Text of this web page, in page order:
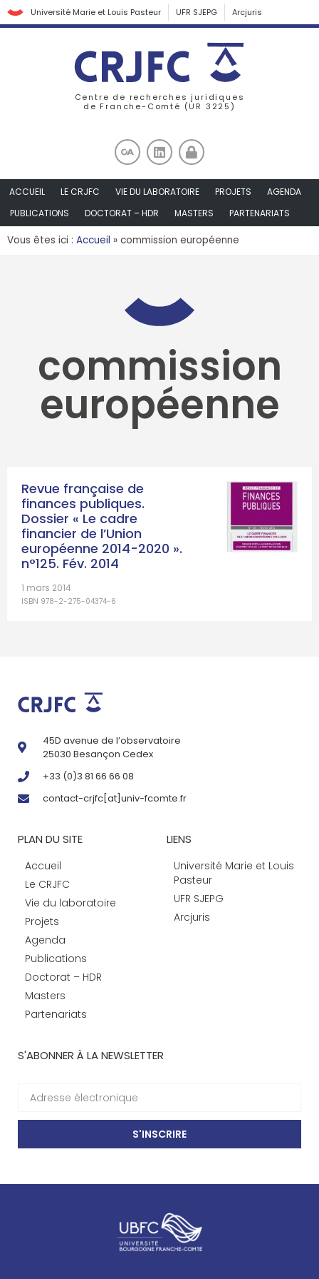
Université Marie et Louis Pasteur UFR SJEPG Arcjuris
Centre de recherches juridiques
de Franche-Comté (UR 3225)
ACCUEIL LE CRJFC VIE DU LABORATOIRE PROJETS
AGENDA
PUBLICATIONS
DOCTORAT – HDR MASTERS PARTENARIATS
Vous êtes ici : Accueil » commission européenne
commission
européenne
Revue française de
finances publiques.
Dossier « Le cadre
financier de l’Union
européenne 2014-2020 ».
n°125. Fév. 2014
1 mars 2014
ISBN 978-2-275-04374-6
45D avenue de l’observatoire
25030 Besançon Cedex
+33 (0)3 81 66 66 08
contact-crjfc[at]univ-fcomte.fr
PLAN DU SITE
Accueil
Le CRJFC
Vie du laboratoire
Projets
Agenda
Publications
Doctorat – HDR
Masters
Partenariats
LIENS
Université Marie et Louis
Pasteur
UFR SJEPG
Arcjuris
S'ABONNER À LA NEWSLETTER
S'INSCRIRE